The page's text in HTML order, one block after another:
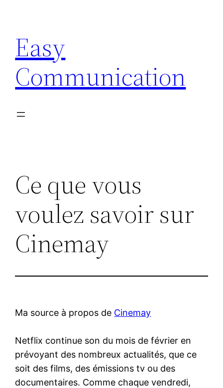
contenu
Easy
Communication
Ce que vous
voulez savoir sur
Cinemay
Ma source à propos de Cinemay
Netflix continue son du mois de février en
prévoyant des nombreux actualités, que ce
soit des films, des émissions tv ou des
documentaires. Comme chaque vendredi,